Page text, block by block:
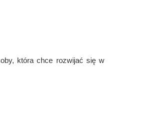
która chce rozwijać się w